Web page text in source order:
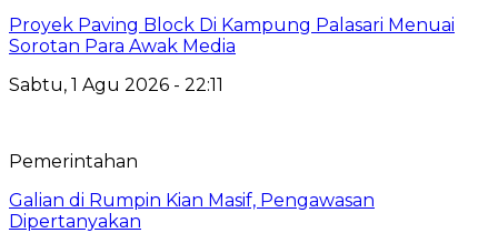
Proyek Paving Block Di Kampung Palasari Menuai
Sorotan Para Awak Media
Sabtu, 1 Agu 2026 - 22:11
Pemerintahan
Galian di Rumpin Kian Masif, Pengawasan
Dipertanyakan